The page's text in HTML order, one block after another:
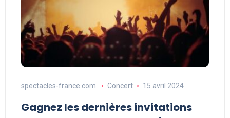
spectacles-france.com Concert 15 avril 2024
Gagnez les dernières invitations